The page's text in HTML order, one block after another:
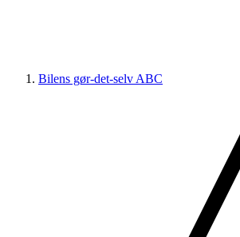
Bilens gør-det-selv ABC